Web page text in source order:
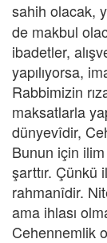
sahih olacak,
de makbul
ibadetler,
yapılıyorsa,
Rabbimizin
maksatlarla
dünyevîdir,
Bunun için
şarttır. Çünkü
rahmanîdir.
ama ihlası
Cehennemlik